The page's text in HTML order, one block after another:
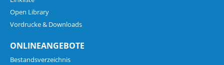
Open Library
Vordrucke & Downloads
ONLINEANGEBOTE
Bestandsverzeichnis